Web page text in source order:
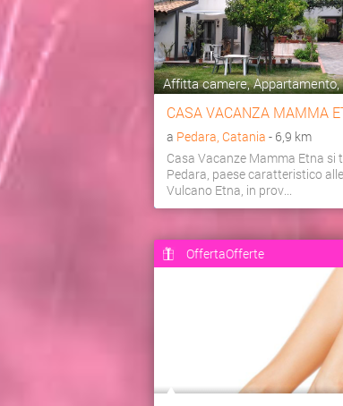
Affitta camere, Appartamento,
CASA VACANZA MAMMA
a Pedara, Catania - 6,9 km
Casa Vacanze Mamma Etna si
Pedara, paese caratteristico
Vulcano Etna, in prov...
OffertaOfferte